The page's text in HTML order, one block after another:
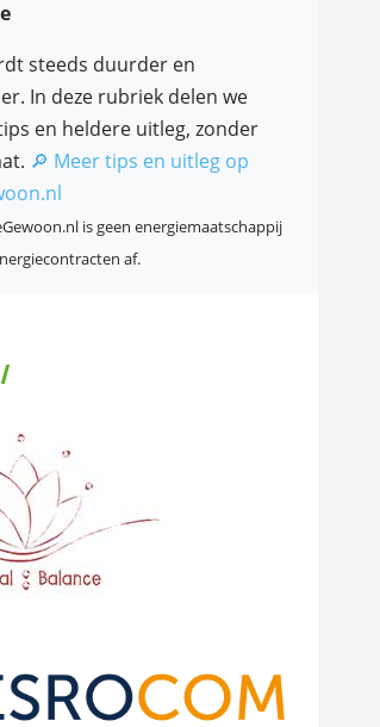
steeds duurder en
In deze rubriek delen we
en heldere uitleg, zonder
🔎 Meer tips en uitleg op
is geen energiemaatschappij
af.